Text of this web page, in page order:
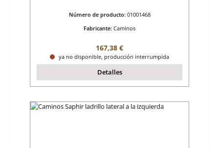
Número de producto: 01001468
Fabricante: Caminos
Precio normal:
167,38 €
ya no disponible, producción interrumpida
Detalles